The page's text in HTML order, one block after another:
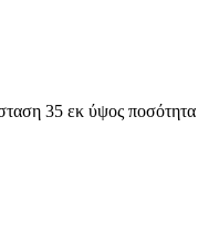
35 εκ ύψος ποσότητα